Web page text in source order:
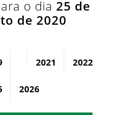
o dia 25 de
de 2020
2021 2022
2026